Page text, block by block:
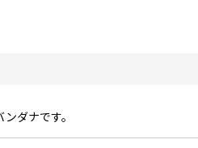
ダナです。